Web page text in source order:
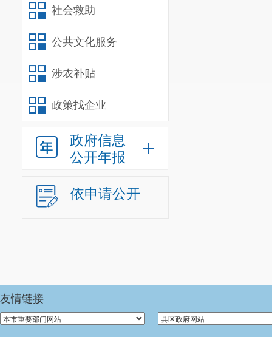
社会救助
公共文化服务
涉农补贴
政策找企业
政府信息
公开年报
依申请公开
友情链接